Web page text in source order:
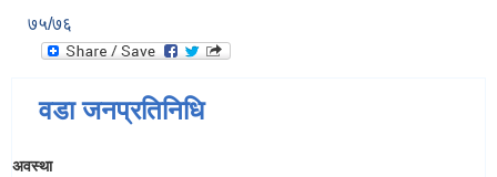
७५/७६
वडा जनप्रतिनिधि
अवस्था